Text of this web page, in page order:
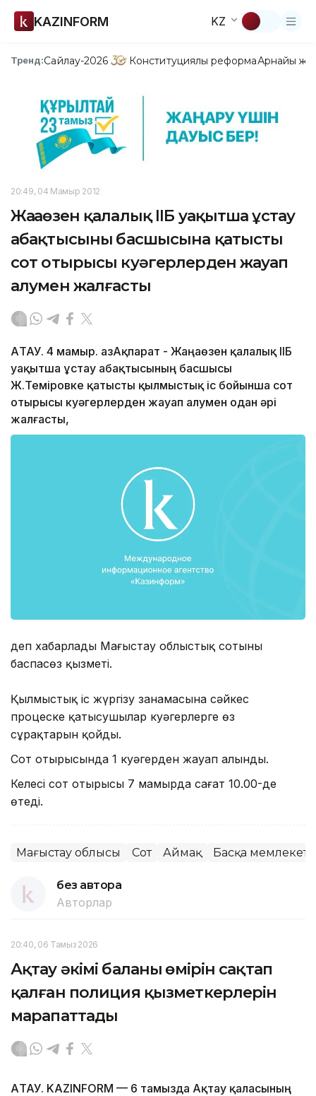
KAZINFORM KZ
Тренд:Сайлау-2026 Конституциялық реформаАрнайы
20:49, 04 Мамыр 2012
Жаңаөзен қалалық ІІБ уақытша ұстау
абақтысының басшысына қатысты
сот отырысы куәгерлерден жауап
алумен жалғасты
АҚТАУ. 4 мамыр. ҚазАқпарат - Жаңаөзен қалалық ІІБ
уақытша ұстау абақтысының басшысы
Ж.Теміровке қатысты қылмыстық іс бойынша сот
отырысы куәгерлерден жауап алумен одан әрі
жалғасты,
деп хабарлады Маңғыстау облыстық сотының
баспасөз қызметі.
Қылмыстық іс жүргізу заңнамасына сәйкес
процеске қатысушылар куәгерлерге өз
сұрақтарын қойды.
Сот отырысында 1 куәгерден жауап алынды.
Келесі сот отырысы 7 мамырда сағат 10.00-де
өтеді.
Маңғыстау облысы Сот Аймақ Басқа
без автора
Авторлар
20:40, 06 Тамыз 2026
Ақтау әкімі баланың өмірін сақтап
қалған полиция қызметкерлерін
марапаттады
АҚТАУ. KAZINFORM — 6 тамызда Ақтау қаласының